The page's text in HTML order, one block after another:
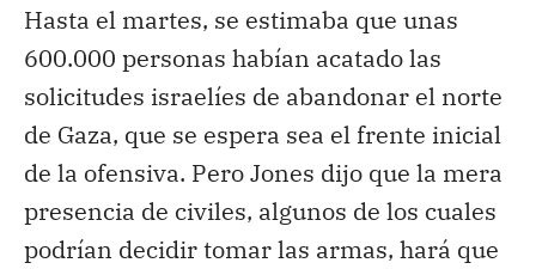
Hasta el martes, se estimaba que unas
600.000 personas habían acatado las
solicitudes israelíes de abandonar el norte
de Gaza, que se espera sea el frente inicial
de la ofensiva. Pero Jones dijo que la mera
presencia de civiles, algunos de los cuales
podrían decidir tomar las armas, hará que